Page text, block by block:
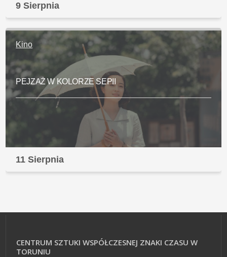
9 Sierpnia
Kino
PEJZAŻ W KOLORZE SEPII
11 Sierpnia
CENTRUM SZTUKI WSPÓŁCZESNEJ ZNAKI CZASU W
TORUNIU